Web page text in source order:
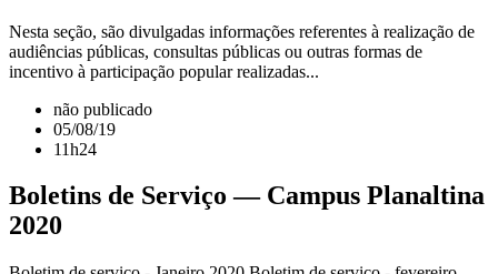
Nesta seção, são divulgadas informações referentes à realização de
audiências públicas, consultas públicas ou outras formas de
incentivo à participação popular realizadas...
não publicado
05/08/19
11h24
Boletins de Serviço — Campus Planaltina
2020